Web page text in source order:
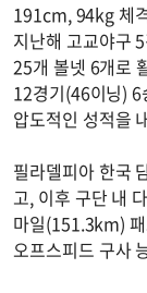
191cm, 94kg 체
지난해 고교야구
25개 볼넷 6개로
12경기(46이닝)
압도적인 성적을
필라델피아 한국
고, 이후 구단 내
마일(151.3km)
오프스피드 구사